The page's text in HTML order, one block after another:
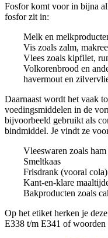
Fosfor komt voor in bijna
fosfor zit in:
Melk en
Vis zoals zalm,
Vlees zoals kipfilet,
Volkorenbrood en
havermout en
Daarnaast wordt het vaak
voedingsmiddelen in de
bijvoorbeeld gebruikt als
bindmiddel. Je vindt ze
Vleeswaren zoals
Smeltkaas
Frisdrank (vooral cola)
Kant-en-klare
Bakproducten zoals
Op het etiket herken je
E338 t/m E341 of woorden